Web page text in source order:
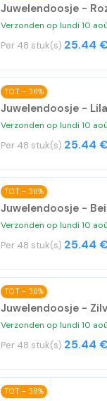
Juwelendoosje -
Verzonden op lundi 10
Per 48 stuk(s) 25.44
TOT - 38%
Juwelendoosje - Lila
Verzonden op lundi 10
Per 48 stuk(s) 25.44
TOT - 38%
Juwelendoosje -
Verzonden op lundi 10
Per 48 stuk(s) 25.44
TOT - 38%
Juwelendoosje -
Verzonden op lundi 10
Per 48 stuk(s) 25.44
TOT - 38%